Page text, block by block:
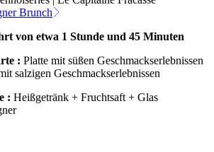
Brunch
von etwa 1 Stunde und 45 Minuten
: Platte mit süßen Geschmackserlebnissen
salzigen Geschmackserlebnissen
: Heißgetränk + Fruchtsaft + Glas